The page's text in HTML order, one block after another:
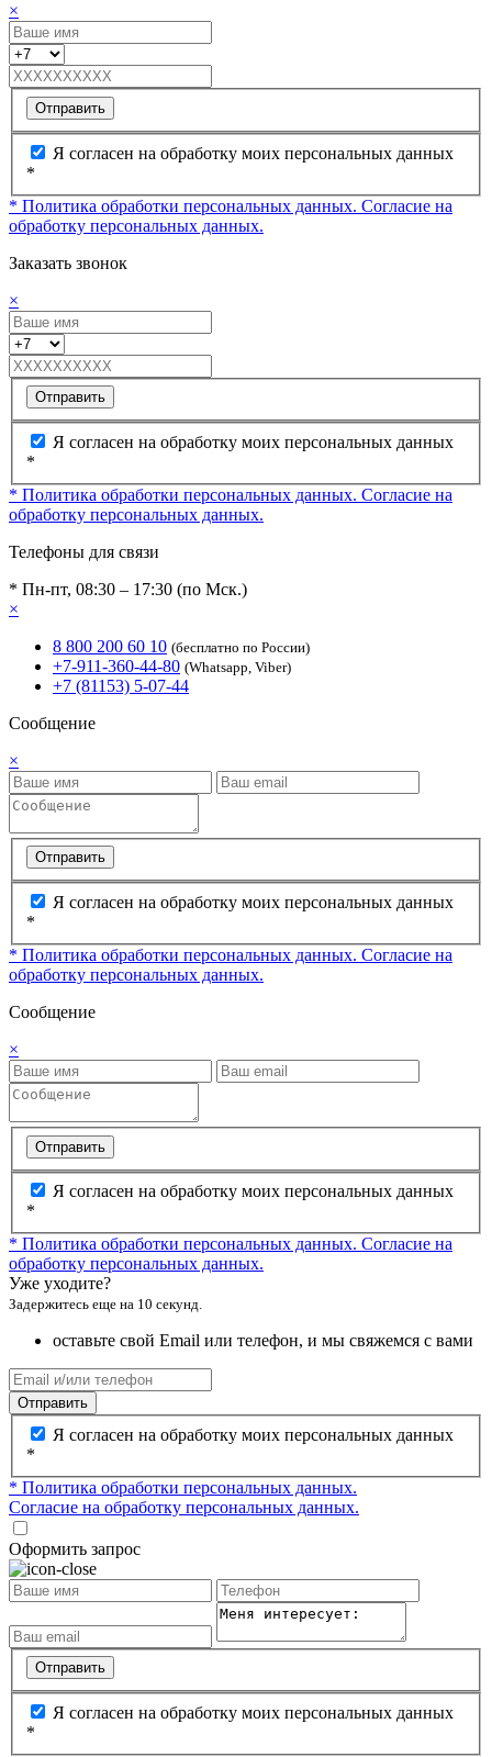
×
Отправить
Я согласен на обработку моих персональных данных
*
* Политика обработки персональных данных. Согласие на
обработку персональных данных.
Заказать звонок
×
Отправить
Я согласен на обработку моих персональных данных
*
* Политика обработки персональных данных. Согласие на
обработку персональных данных.
Телефоны для связи
* Пн-пт, 08:30 – 17:30 (по Мск.)
×
8 800 200 60 10 (бесплатно по России)
+7-911-360-44-80 (Whatsapp, Viber)
+7 (81153) 5-07-44
Сообщение
×
Отправить
Я согласен на обработку моих персональных данных
*
* Политика обработки персональных данных. Согласие на
обработку персональных данных.
Сообщение
×
Отправить
Я согласен на обработку моих персональных данных
*
* Политика обработки персональных данных. Согласие на
обработку персональных данных.
Уже уходите?
Задержитесь еще на 10 секунд.
оставьте свой Email или телефон, и мы свяжемся с вами
Отправить
Я согласен на обработку моих персональных данных
*
* Политика обработки персональных данных.
Согласие на обработку персональных данных.
Оформить запрос
Отправить
Я согласен на обработку моих персональных данных
*